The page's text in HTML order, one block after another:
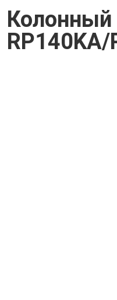
Колонный
RP140KA/